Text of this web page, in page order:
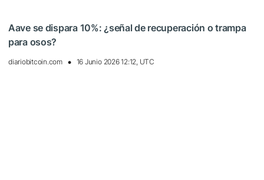
Aave se dispara 10%: ¿señal de recuperación o trampa
para osos?
diariobitcoin.com 16 Junio 2026 12:12, UTC